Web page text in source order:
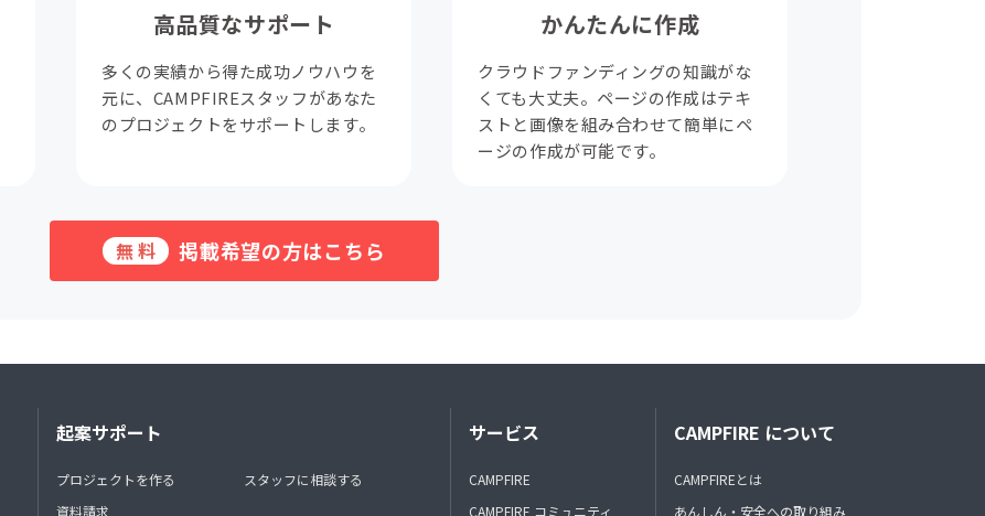
高品質なサポート
多くの実績から得た成功ノウハウを
元に、CAMPFIREスタッフがあなた
のプロジェクトをサポートします。
かんたんに作成
クラウドファンディングの知識がな
くても大丈夫。ページの作成はテキ
ストと画像を組み合わせて簡単にペ
ージの作成が可能です。
無料 掲載希望の方はこちら
起案サポート
プロジェクトを作る
資料請求
スタッフに相談する
サービス
CAMPFIRE
CAMPFIRE コミュニティ
CAMPFIRE について
CAMPFIREとは
あんしん・安全への取り組み